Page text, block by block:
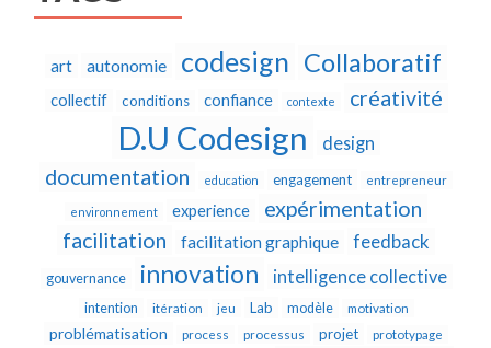
art autonomie codesign Collaboratif
collectif conditions confiance contexte créativité
D.U Codesign design
documentation education engagement entrepreneur
environnement experience
expérimentation
facilitation
facilitation graphique feedback
gouvernance innovation intelligence collective
intention itération jeu Lab modèle motivation
problématisation process processus projet prototypage